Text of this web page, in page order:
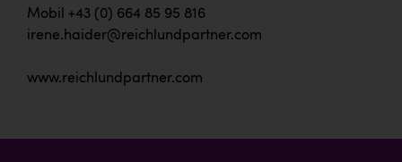
Mobil +43 (0) 664 85 95 816
irene.haider@reichlundpartner.com
www.reichlundpartner.com